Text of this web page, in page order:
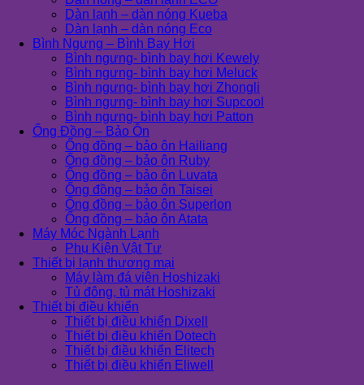
Dàn lạnh – dàn nóng Kueba
Dàn lạnh – dàn nóng Eco
Bình Ngưng – Bình Bay Hơi
Bình ngưng- bình bay hơi Kewely
Bình ngưng- bình bay hơi Meluck
Bình ngưng- bình bay hơi Zhongli
Bình ngưng- bình bay hơi Supcool
Bình ngưng- bình bay hơi Patton
Ống Đồng – Bảo Ôn
Ống đồng – bảo ôn Hailiang
Ống đồng – bảo ôn Ruby
Ống đồng – bảo ôn Luvata
Ống đồng – bảo ôn Taisei
Ống đồng – bảo ôn Superlon
Ống đồng – bảo ôn Atata
Máy Móc Ngành Lạnh
Phụ Kiện Vật Tư
Thiết bị lạnh thương mại
Máy làm đá viên Hoshizaki
Tủ đông, tủ mát Hoshizaki
Thiết bị điều khiển
Thiết bị điều khiển Dixell
Thiết bị điều khiển Dotech
Thiết bị điều khiển Elitech
Thiết bị điều khiển Eliwell